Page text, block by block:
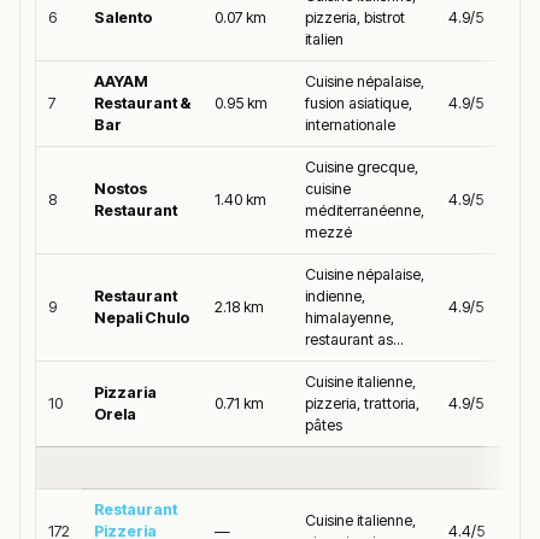
6 Salento 0.07 km
pizzeria, bistrot
italien
4.9/5
7
AAYAM
Restaurant &
Bar
0.95 km
Cuisine népalaise,
fusion asiatique,
internationale
4.9/5
8
Nostos
Restaurant
1.40 km
Cuisine grecque,
cuisine
méditerranéenne,
mezzé
4.9/5
9
Restaurant
Nepali Chulo
2.18 km
Cuisine népalaise,
indienne,
himalayenne,
restaurant as...
4.9/5
10
Pizzaria
Orela
0.71 km
Cuisine italienne,
pizzeria, trattoria,
pâtes
4.9/5
172
Restaurant
Pizzeria
—
Cuisine italienne,
4.4/5